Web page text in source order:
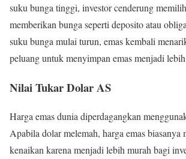
suku bunga tinggi, investor cenderung
memberikan bunga seperti deposito atau
suku bunga mulai turun, emas kembali
peluang untuk menyimpan emas menjadi
Nilai Tukar Dolar AS
Harga emas dunia diperdagangkan
Apabila dolar melemah, harga emas biasanya
kenaikan karena menjadi lebih murah bagi